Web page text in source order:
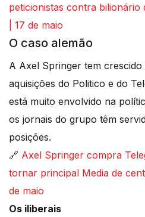
peticionistas contra bilionário
| 17 de maio
O caso alemão
A Axel Springer tem
aquisições do Politico e do
está muito envolvido na
os jornais do grupo têm
posições.
🔗 Axel Springer compra
tornar principal Media de
de maio
Os iliberais